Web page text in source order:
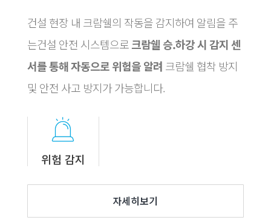
건설 현장 내 크람쉘의 작동을 감지하여 알림을 주
는건설 안전 시스템으로크람쉘 승.하강 시 감지 센
서를 통해 자동으로 위험을 알려 크람쉘 협착 방지
및 안전 사고 방지가 가능합니다.
위험 감지
자세히보기